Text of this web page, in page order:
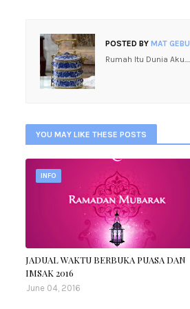
POSTED BY MAT GEBU
Rumah Itu Dunia Aku.....
YOU MAY LIKE THESE POSTS
INFO
JADUAL WAKTU BERBUKA PUASA DAN
IMSAK 2016
June 04, 2016